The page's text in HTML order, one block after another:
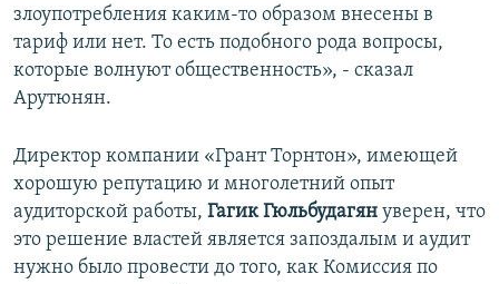
злоупотребления каким-то образом внесены в
тариф или нет. То есть подобного рода вопросы,
которые волнуют общественность», - сказал
Арутюнян.
Директор компании «Грант Торнтон», имеющей
хорошую репутацию и многолетний опыт
аудиторской работы, Гагик Гюльбудагян уверен, что
это решение властей является запоздалым и аудит
нужно было провести до того, как Комиссия по